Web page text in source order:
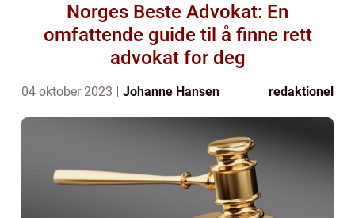
Norges Beste Advokat: En
omfattende guide til å finne rett
advokat for deg
04 oktober 2023 Johanne Hansen redaktionel